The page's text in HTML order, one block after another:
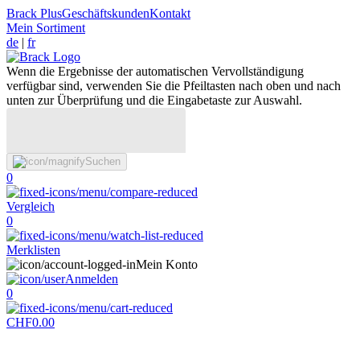
Brack PlusGeschäftskundenKontakt
Mein Sortiment
de | fr
Wenn die Ergebnisse der automatischen Vervollständigung
verfügbar sind, verwenden Sie die Pfeiltasten nach oben und nach
unten zur Überprüfung und die Eingabetaste zur Auswahl.
Suchen
0
Vergleich
0
Merklisten
Mein Konto
Anmelden
0
CHF0.00